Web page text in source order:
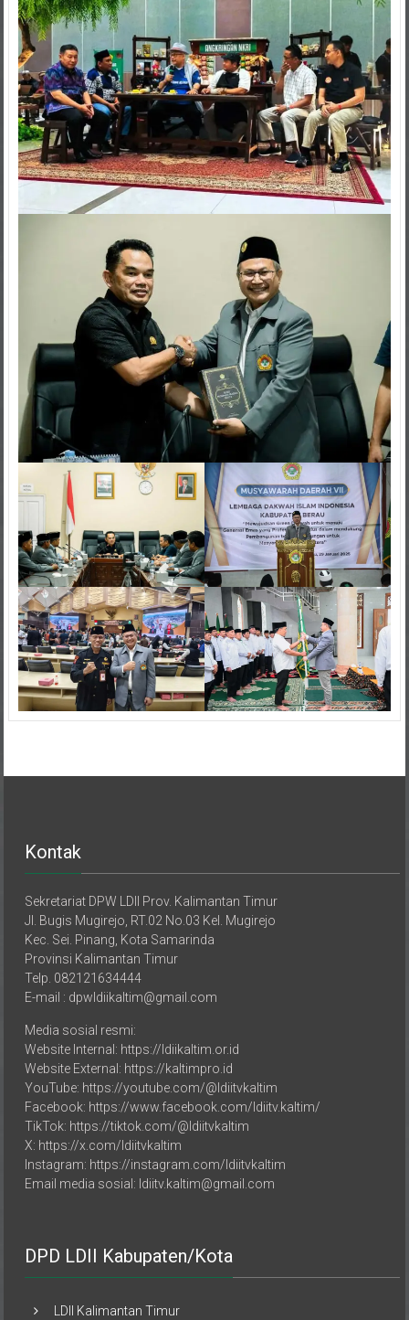
Jl. Bugis Mugirejo, RT.02 No.03 Kel. Mugirejo
Kec. Sei. Pinang, Kota Samarinda
Provinsi Kalimantan Timur
Telp. 082121634444
E-mail : dpwldiikaltim@gmail.com
Website Internal: https://ldiikaltim.or.id
Website External: https://kaltimpro.id
YouTube: https://youtube.com/@ldiitvkaltim
Facebook: https://www.facebook.com/ldiitv.kaltim/
TikTok: https://tiktok.com/@ldiitvkaltim
X: https://x.com/ldiitvkaltim
Instagram: https://instagram.com/ldiitvkaltim
Email media sosial: ldiitv.kaltim@gmail.com